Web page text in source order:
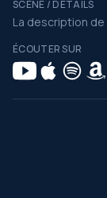
SCÈNE / DÉTAILS
La description de
ÉCOUTER SUR